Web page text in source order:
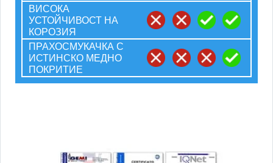
ВИСОКА
УСТОЙЧИВОСТ НА
КОРОЗИЯ
ПРАХОСМУКАЧКА С
ИСТИНСКО МЕДНО
ПОКРИТИЕ